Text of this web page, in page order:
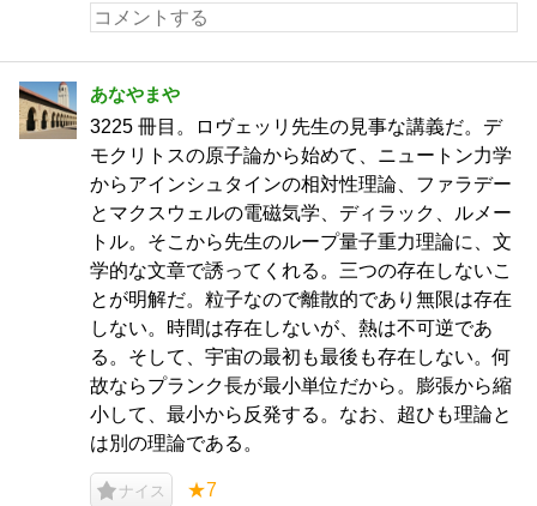
あなやまや
3225 冊目。ロヴェッリ先生の見事な講義だ。デ
モクリトスの原子論から始めて、ニュートン力学
からアインシュタインの相対性理論、ファラデー
とマクスウェルの電磁気学、ディラック、ルメー
トル。そこから先生のループ量子重力理論に、文
学的な文章で誘ってくれる。三つの存在しないこ
とが明解だ。粒子なので離散的であり無限は存在
しない。時間は存在しないが、熱は不可逆であ
る。そして、宇宙の最初も最後も存在しない。何
故ならプランク長が最小単位だから。膨張から縮
小して、最小から反発する。なお、超ひも理論と
は別の理論である。
ナイス ★7